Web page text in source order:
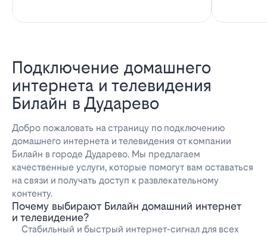
Подключение домашнего
интернета и телевидения
Билайн в Дударево
Добро пожаловать на страницу по подключению
домашнего интернета и телевидения от компании
Билайн в городе Дударево. Мы предлагаем
качественные услуги, которые помогут вам оставаться
на связи и получать доступ к развлекательному
контенту.
Почему выбирают Билайн домашний интернет
и телевидение?
Стабильный и быстрый интернет-сигнал для всех